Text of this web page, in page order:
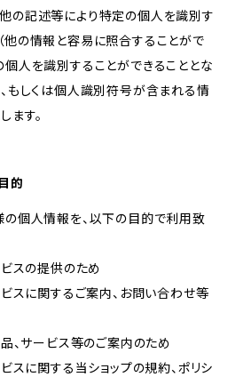
の記述等により特定の個人を識別す
他の情報と容易に照合することがで
個人を識別することができることとな
、もしくは個人識別符号が含まれる情
ます。
的
の個人情報を、以下の目的で利用致
ビスの提供のため
ビスに関するご案内、お問い合わせ等
品、サービス等のご案内のため
ビスに関する当ショップの規約、ポリシ